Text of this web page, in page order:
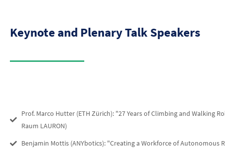
Keynote and Plenary Talk Speakers
Prof. Marco Hutter (ETH Zürich): "27 Years of Climbing and Walking
Raum LAURON)
Benjamin Mottis (ANYbotics): "Creating a Workforce of Autonomous